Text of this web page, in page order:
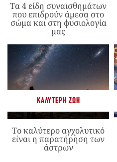
Τα 4 είδη συναισθημάτων
που επιδρούν άμεσα στο
σώμα και στη φυσιολογία
μας
ΚΑΛΎΤΕΡΗ ΖΩΉ
Το καλύτερο αγχολυτικό
είναι η παρατήρηση των
άστρων